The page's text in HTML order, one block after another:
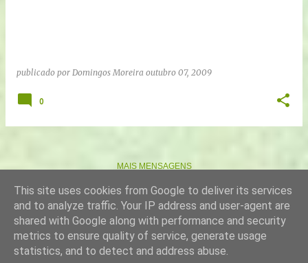
publicado por Domingos Moreira outubro 07, 2009
0
MAIS MENSAGENS
Com tecnologia do Blogger
Imagens de temas porgaffera
This site uses cookies from Google to deliver its services
and to analyze traffic. Your IP address and user-agent are
shared with Google along with performance and security
metrics to ensure quality of service, generate usage
statistics, and to detect and address abuse.